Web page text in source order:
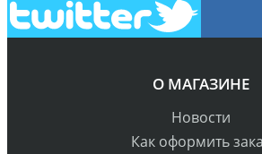
О МАГАЗИНЕ
Новости
Как оформить